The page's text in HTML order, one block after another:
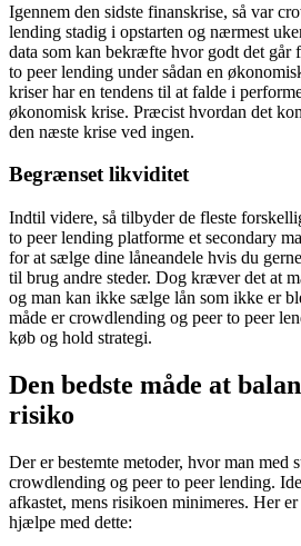
Igennem den sidste finanskrise, så var
lending stadig i opstarten og nærmest
data som kan bekræfte hvor godt det går
to peer lending under sådan en
kriser har en tendens til at falde i
økonomisk krise. Præcist hvordan det
den næste krise ved ingen.
Begrænset likviditet
Indtil videre, så tilbyder de fleste
to peer lending platforme et secondary
for at sælge dine låneandele hvis du
til brug andre steder. Dog kræver det at
og man kan ikke sælge lån som ikke er
måde er crowdlending og peer to peer
køb og hold strategi.
Den bedste måde at
risiko
Der er bestemte metoder, hvor man med
crowdlending og peer to peer lending.
afkastet, mens risikoen minimeres. Her
hjælpe med dette: